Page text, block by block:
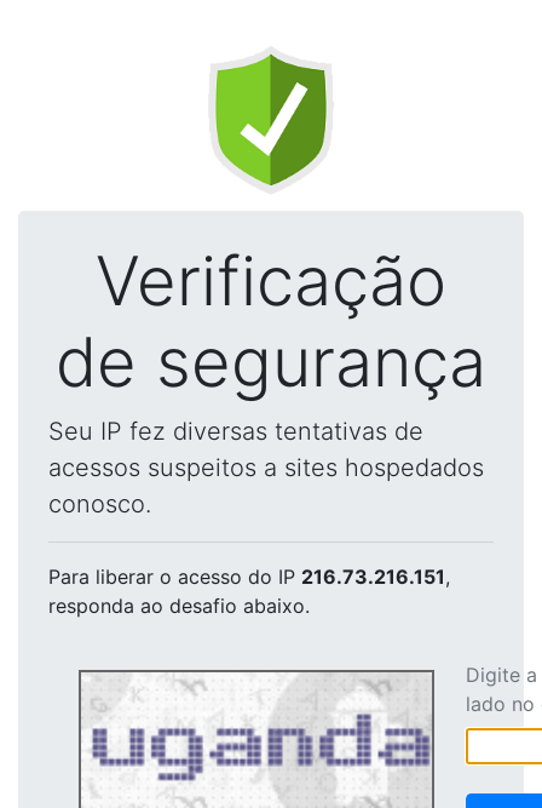
Verificação
de segurança
Seu IP fez diversas tentativas de
acessos suspeitos a sites hospedados
conosco.
Para liberar o acesso do IP 216.73.216.151,
responda ao desafio abaixo.
Digite
lado no